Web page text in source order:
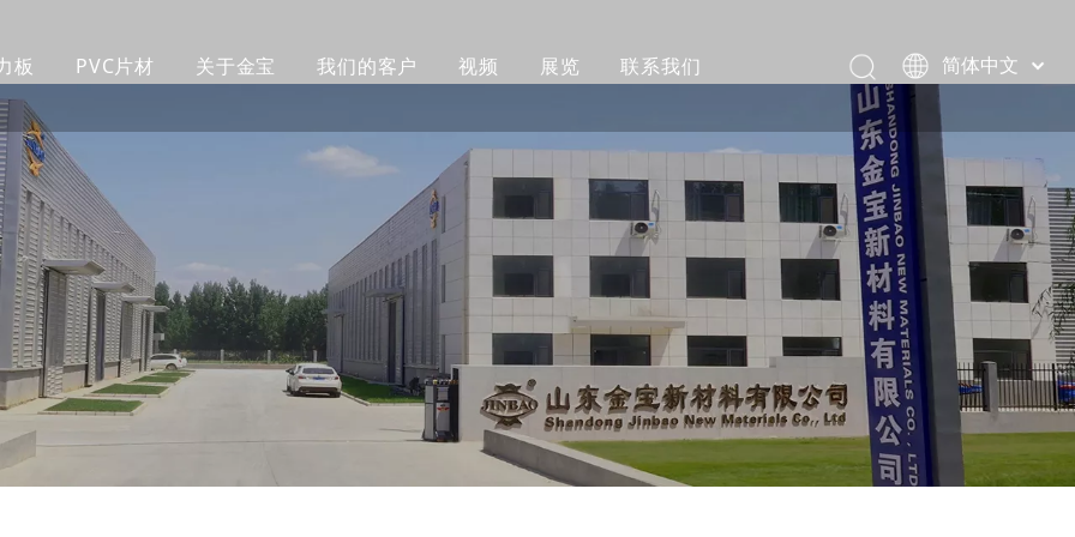
板
造亚克力板
明亚克力板
色亚克力板
出亚克力板
砂亚克力板
面亚克力板
案亚克力板
厚亚克力板
PVC片材
PVC挤塑发泡板
PVC自由发泡板
木塑墙板
紫外线墙板
关于金宝
认证证书
公司新闻
我们的客户 视频
包装和装载视频
企业活动
展览 联系我们 简体中文
Português
العربية
English